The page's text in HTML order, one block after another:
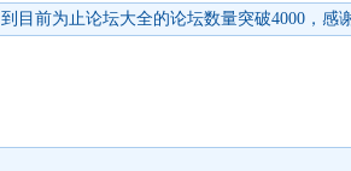
到目前为止论坛大全的论坛数量突破4000，感